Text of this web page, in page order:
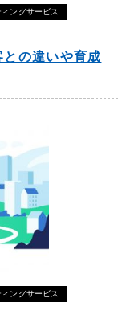
ングサービス
との違いや育成
ングサービス